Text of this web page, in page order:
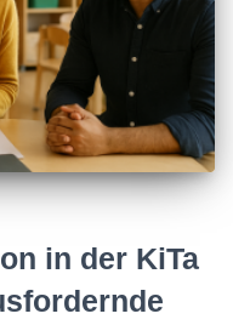
in der KiTa